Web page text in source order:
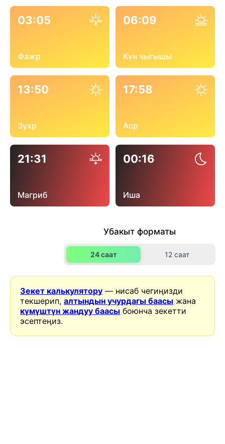
03:05
Фажр
06:09
Күн чыгышы
13:50
Зухр
17:58
Аср
21:31
Магриб
00:16
Иша
Убакыт форматы
24 саат 12 саат
Зекет калькулятору — нисаб чегиңизди
текшерип,алтындын учурдагы баасы жана
күмүштүн жандуу баасы боюнча зекетти
эсептеңиз.